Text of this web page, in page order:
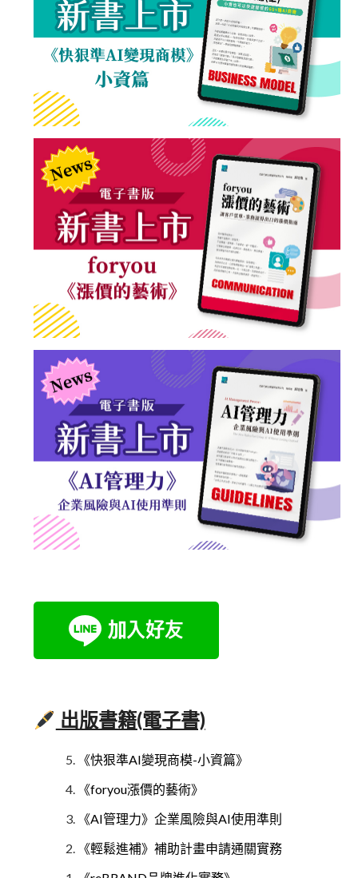
出版書籍(電子書)
《快狠準AI變現商模-小資篇》
《foryou漲價的藝術》
《AI管理力》企業風險與AI使用準則
《輕鬆進補》補助計畫申請通關實務